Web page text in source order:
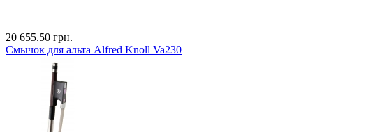
20 655.50 грн.
Смычок для альта Alfred Knoll Va230